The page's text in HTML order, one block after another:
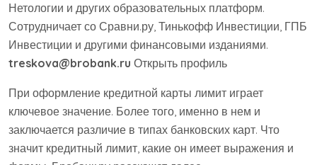
Нетологии и других образовательных платформ.
Сотрудничает со Сравни.ру, Тинькофф Инвестиции, ГПБ
Инвестиции и другими финансовыми изданиями.
treskova@brobank.ru Открыть профиль
При оформление кредитной карты лимит играет
ключевое значение. Более того, именно в нем и
заключается различие в типах банковских карт. Что
значит кредитный лимит, какие он имеет выражения и